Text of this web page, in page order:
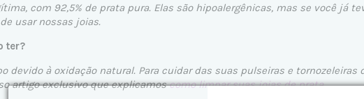
com 92,5% de prata pura. Elas são hipoalergênicas, mas se você já
usar nossas joias.
ter?
devido à oxidação natural. Para cuidar das suas pulseiras e
artigo exclusivo que explicamoscomo limpar suas joias de prata.